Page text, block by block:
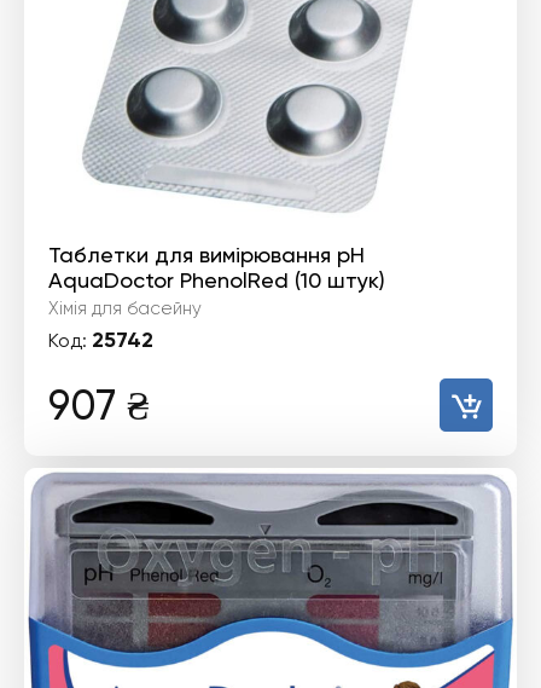
Таблетки для вимірювання pH
AquaDoctor PhenolRed (10 штук)
Хімія для басейну
Код: 25742
907 ₴